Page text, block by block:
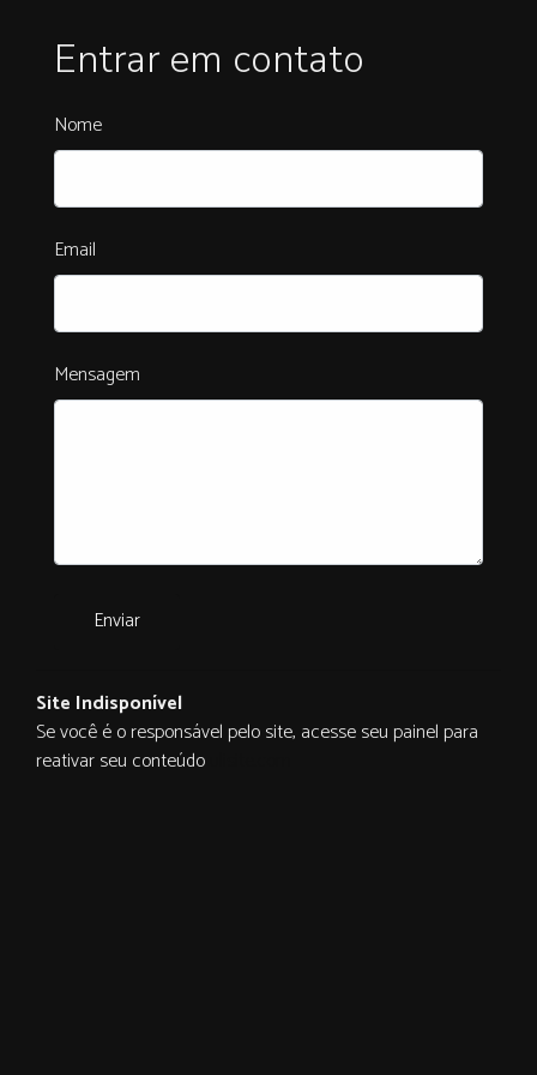
Entrar em contato
Nome
Email
Mensagem
Enviar
Site Indisponível
Se você é o responsável pelo site, acesse seu painel para
reativar seu conteúdo